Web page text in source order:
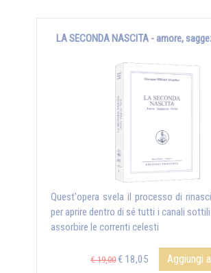
LA SECONDA NASCITA - amore,
Quest'opera svela il processo di
per aprire dentro di sé tutti i canali
assorbire le correnti celesti
€ 19,00 € 18,05 Aggiungi